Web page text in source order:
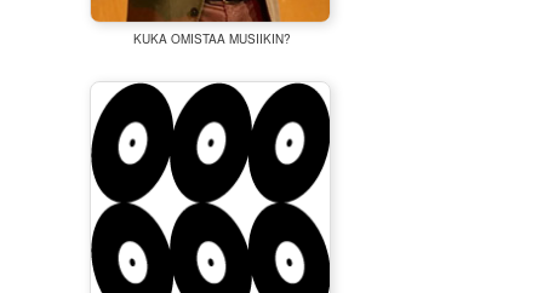
KUKA OMISTAA MUSIIKIN?